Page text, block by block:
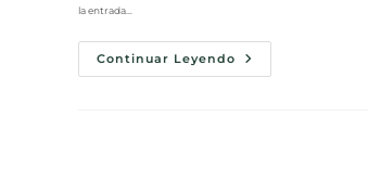
la entrada…
Continuar Leyendo